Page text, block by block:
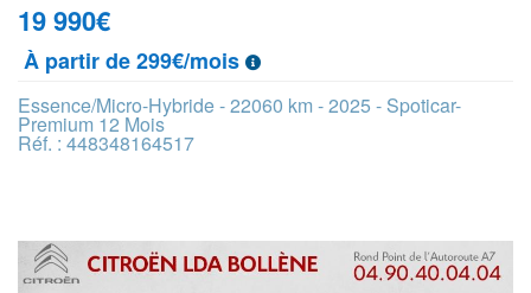
19 990€
À partir de 299€/mois
Essence/Micro-Hybride - 22060 km - 2025 - Spoticar-
Premium 12 Mois
Réf. : 448348164517